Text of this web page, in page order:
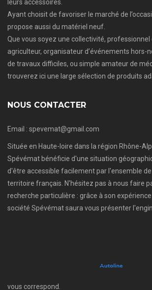
leurs accessoires.
Ayant choisit de favoriser le marché de
propose aussi du matériel neuf.
Que vous soyez une collectivité, professionnel
agriculteur, organisateur d’événements hors-
de travaux difficiles, ou simple amateur de
trouverez ici une large sélection de produits
NOUS CONTACTER
Email : spevemat@gmail.com
Située en Haute-loire dans la région Rhône-
Spévémat bénéficie d'une situation
d'être accessible facilement par l'ensemble
territoire français. N'hésitez pas à nous faire
recherche particulière : grâce à son
société Spévémat saura vous présenter
vous correspond.